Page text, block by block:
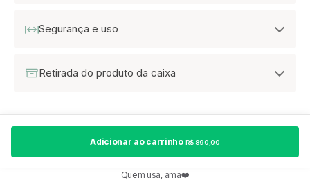
Segurança e uso
Retirada do produto da caixa
Adicionar ao carrinho R$ 890,00
Quem usa, ama❤️